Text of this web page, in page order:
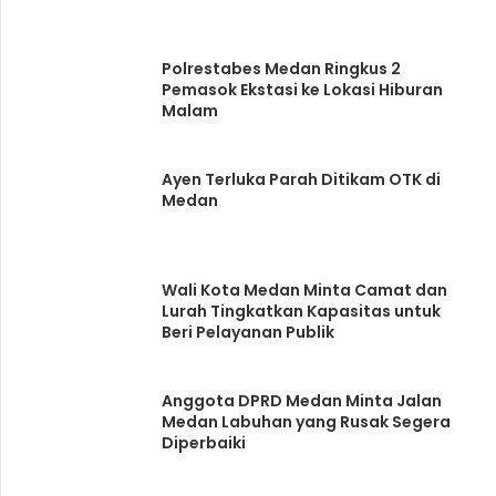
Polrestabes Medan Ringkus 2
Pemasok Ekstasi ke Lokasi Hiburan
Malam
Ayen Terluka Parah Ditikam OTK di
Medan
Wali Kota Medan Minta Camat dan
Lurah Tingkatkan Kapasitas untuk
Beri Pelayanan Publik
Anggota DPRD Medan Minta Jalan
Medan Labuhan yang Rusak Segera
Diperbaiki